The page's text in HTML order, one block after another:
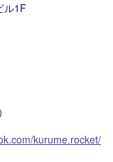
ル1F
kurume.rocket/